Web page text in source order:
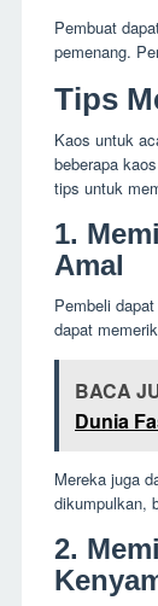
Pembuat
pemenang.
Tips
Kaos untuk
beberapa
tips untuk
1.
Amal
Pembeli
dapat
BACA
Dunia
Mereka juga
dikumpulkan,
2.